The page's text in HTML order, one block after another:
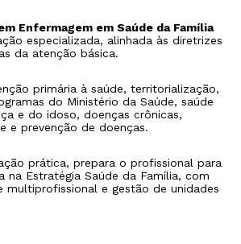
Enfermagem em Saúde da Família
especializada, alinhada às diretrizes
da atenção básica.
primária à saúde, territorialização,
do Ministério da Saúde, saúde
e do idoso, doenças crônicas,
e prevenção de doenças.
prática, prepara o profissional para
na Estratégia Saúde da Família, com
multiprofissional e gestão de unidades